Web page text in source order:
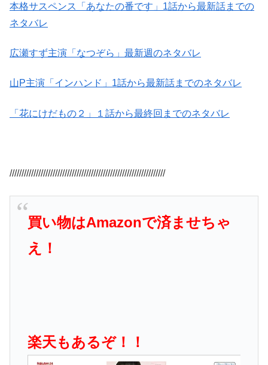
本格サスペンス「あなたの番です」1話から最新話までの
ネタバレ
広瀬すず主演「なつぞら」最新週のネタバレ
山P主演「インハンド」1話から最新話までのネタバレ
「花にけだもの２」１話から最終回までのネタバレ
/////////////////////////////////////////////////////////////////
買い物はAmazonで済ませちゃ
え！
楽天もあるぞ！！